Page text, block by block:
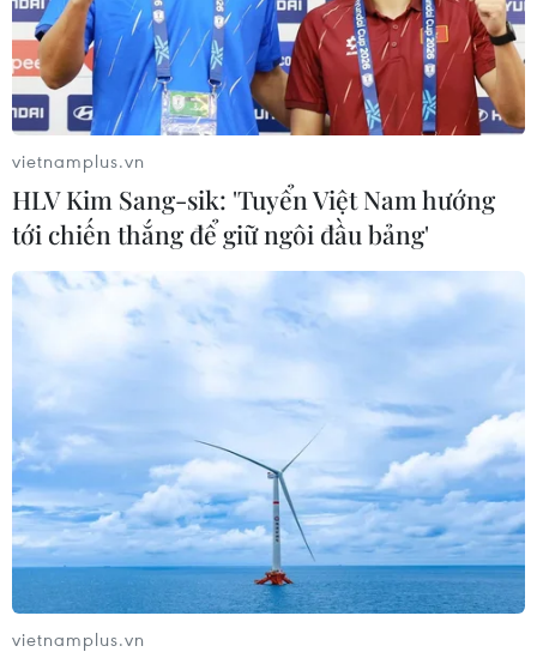
Nga tố NATO đứng sau hành động khiêu
khích của Ukraine ở Biển Đen
04/04/2019 23:55
Bộ Ngoại giao Nga cáo buộc NATO đang xúi giục
chính quyền Ukraine tiến hành các hành động khiêu
khích mới tại khu vực Biển Đen.
vietnamplus.vn
HLV Kim Sang-sik: 'Tuyển Việt Nam hướng
tới chiến thắng để giữ ngôi đầu bảng'
vietnamplus.vn